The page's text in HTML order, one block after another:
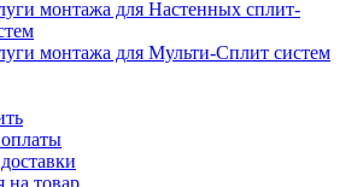
монтажа для Настенных сплит-
монтажа для Мульти-Сплит систем
на товар